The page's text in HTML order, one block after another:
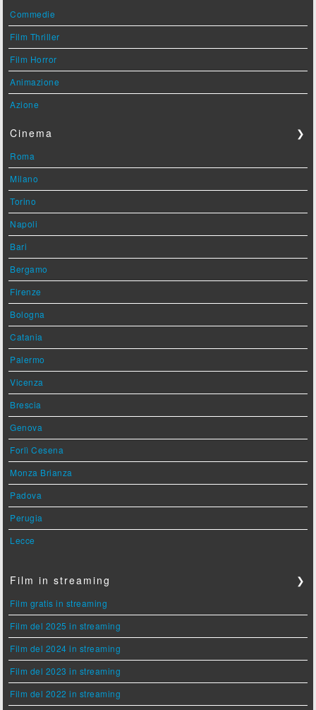
Commedie
Film Thriller
Film Horror
Animazione
Azione
Cinema ❯
Roma
Milano
Torino
Napoli
Bari
Bergamo
Firenze
Bologna
Catania
Palermo
Vicenza
Brescia
Genova
Forlì Cesena
Monza Brianza
Padova
Perugia
Lecce
Film in streaming ❯
Film gratis in streaming
Film del 2025 in streaming
Film del 2024 in streaming
Film del 2023 in streaming
Film del 2022 in streaming